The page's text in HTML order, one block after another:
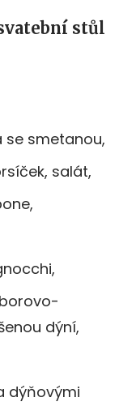
stůl
se smetanou,
salát,
dýní,
dýňovými